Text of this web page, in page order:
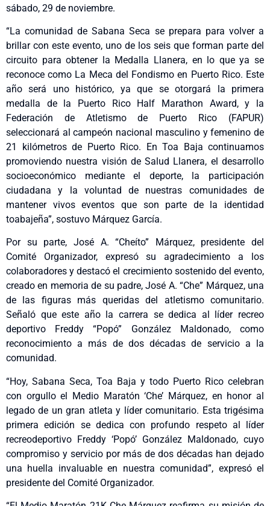
sábado, 29 de noviembre.
“La comunidad de Sabana Seca se prepara para volver a
brillar con este evento, uno de los seis que forman parte del
circuito para obtener la Medalla Llanera, en lo que ya se
reconoce como La Meca del Fondismo en Puerto Rico. Este
año será uno histórico, ya que se otorgará la primera
medalla de la Puerto Rico Half Marathon Award, y la
Federación de Atletismo de Puerto Rico (FAPUR)
seleccionará al campeón nacional masculino y femenino de
21 kilómetros de Puerto Rico. En Toa Baja continuamos
promoviendo nuestra visión de Salud Llanera, el desarrollo
socioeconómico mediante el deporte, la participación
ciudadana y la voluntad de nuestras comunidades de
mantener vivos eventos que son parte de la identidad
toabajeña”, sostuvo Márquez García.
Por su parte, José A. “Cheíto” Márquez, presidente del
Comité Organizador, expresó su agradecimiento a los
colaboradores y destacó el crecimiento sostenido del evento,
creado en memoria de su padre, José A. “Che” Márquez, una
de las figuras más queridas del atletismo comunitario.
Señaló que este año la carrera se dedica al líder recreo
deportivo Freddy “Popó” González Maldonado, como
reconocimiento a más de dos décadas de servicio a la
comunidad.
“Hoy, Sabana Seca, Toa Baja y todo Puerto Rico celebran
con orgullo el Medio Maratón ‘Che’ Márquez, en honor al
legado de un gran atleta y líder comunitario. Esta trigésima
primera edición se dedica con profundo respeto al líder
recreodeportivo Freddy ‘Popó’ González Maldonado, cuyo
compromiso y servicio por más de dos décadas han dejado
una huella invaluable en nuestra comunidad”, expresó el
presidente del Comité Organizador.